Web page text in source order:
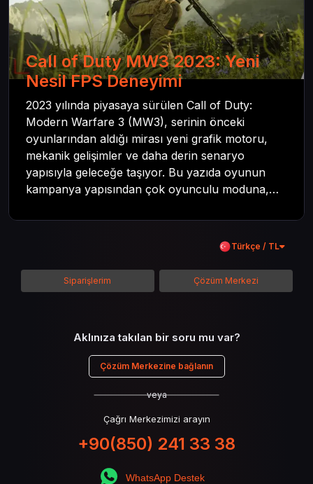
Call of Duty MW3 2023: Yeni
Nesil FPS Deneyimi
2023 yılında piyasaya sürülen Call of Duty:
Modern Warfare 3 (MW3), serinin önceki
oyunlarından aldığı mirası yeni grafik motoru,
mekanik gelişimler ve daha derin senaryo
yapısıyla geleceğe taşıyor. Bu yazıda oyunun
kampanya yapısından çok oyunculu moduna,
kadar her şeyi kapsamaya çalışacaktır. Tüm
içeriği boyunca Call of Duty evreninin
detaylarına inilecek ve steam hediye kartı
kullanımının avantajlarından da bahsedilecektir.
Türkçe / TL
Siparişlerim Çözüm Merkezi
Aklınıza takılan bir soru mu var?
Çözüm Merkezine bağlanın
veya
Çağrı Merkezimizi arayın
+90(850) 241 33 38
WhatsApp Destek